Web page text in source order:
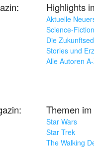
Highlights
Aktuelle
Science-
Die
Stories und
Alle Autoren
Themen
Star Wars
Star Trek
The Walking